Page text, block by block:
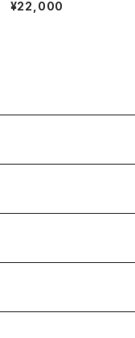
D
¥22,000